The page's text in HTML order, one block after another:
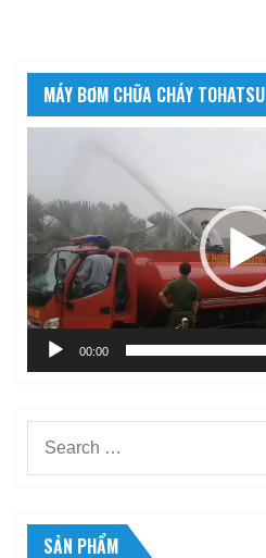
MÁY BƠM CHỮA CHÁY TOHATSU
Video
00:00
SẢN PHẨM